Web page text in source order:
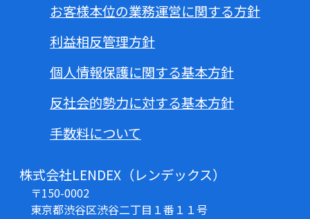
お客様本位の業務運営に関する方針
利益相反管理方針
個人情報保護に関する基本方針
反社会的勢力に対する基本方針
手数料について
株式会社LENDEX（レンデックス）
〒150-0002
東京都渋谷区渋谷二丁目１番１１号